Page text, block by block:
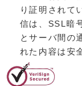
り証明されて
信は、SSL暗
とサーバ間の
れた内容は安